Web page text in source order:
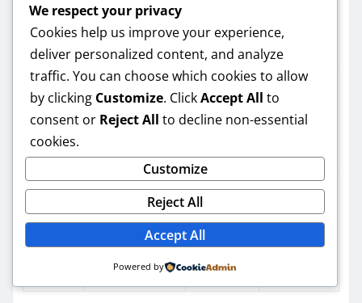
po
lataku
1000 l +
čiaupas
iki ~250 €
pirmam
bandymui
Talpa +
filtrai +
pirmas
lietus
Sietas, „pirmo
lietaus“
elementas,
nuo ~250
iki ~900 €
Jei norite
švaresnio
vandens
sistem
Siurblys,
valdymas,
paskirstymo
vamzdžiai
nuo ~900
iki ~3000+
€
patogumo
kasdien
We respect your privacy
Cookies help us improve your experience,
deliver personalized content, and analyze
traffic. You can choose which cookies to allow
by clicking Customize. ClickAccept All to
consent or Reject All to decline non-essential
cookies.
Customize
Reject All
Accept All
Powered by